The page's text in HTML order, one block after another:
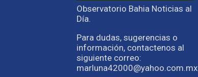
Observatorio Bahia Noticias al
Día.
Para dudas, sugerencias o
información, contactenos al
siguiente correo:
marluna42000@yahoo.com.mx